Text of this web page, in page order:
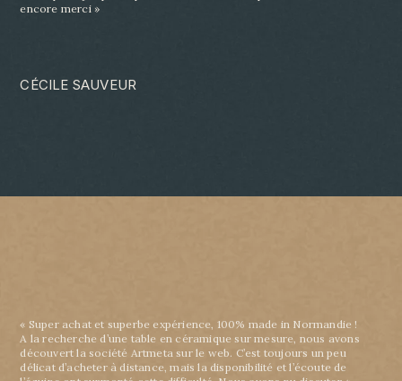
encore merci »
CÉCILE SAUVEUR
« Super achat et superbe expérience, 100% made in Normandie !
A la recherche d’une table en céramique sur mesure, nous avons
découvert la société Artmeta sur le web. C’est toujours un peu
délicat d’acheter à distance, mais la disponibilité et l’écoute de